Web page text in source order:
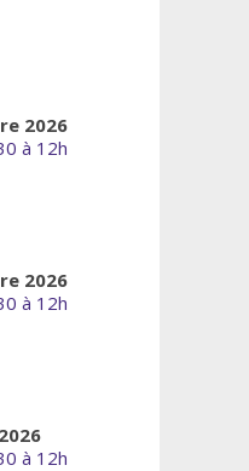
2026
à 12h
2026
à 12h
à 12h